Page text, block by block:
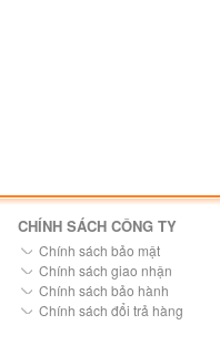
CHÍNH SÁCH CÔNG TY
Chính sách bảo mật
Chính sách giao nhận
Chính sách bảo hành
Chính sách đổi trả hàng